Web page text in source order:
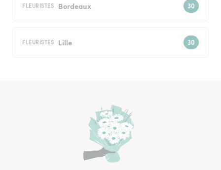
FLEURISTES Bordeaux
FLEURISTES Lille